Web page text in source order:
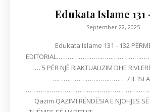
Edukata Islame 131
September 22, 2025
Edukata Islame 131 - 132 PËRMBAJTJA I.
…… 5 PËR NJË RIAKTUALIZIM DHE
………………………………… 7 II. ISLAMISTIKË
Qazim QAZIMI RËNDËSIA E NJOHJES